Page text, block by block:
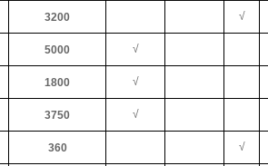
3200 √
5000 √
1800 √
3750 √
360 √